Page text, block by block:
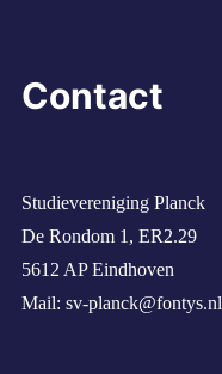
Contact
Studievereniging Planck
De Rondom 1, ER2.29
5612 AP Eindhoven
Mail: sv-planck@fontys.nl